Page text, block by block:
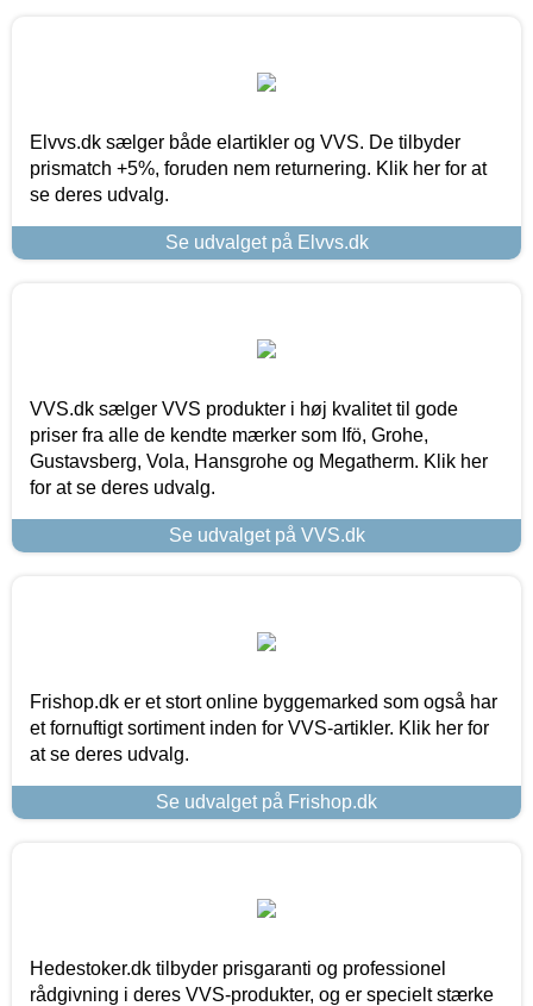
Elvvs.dk sælger både elartikler og VVS. De tilbyder
prismatch +5%, foruden nem returnering. Klik her for at
se deres udvalg.
Se udvalget på Elvvs.dk
VVS.dk sælger VVS produkter i høj kvalitet til gode
priser fra alle de kendte mærker som Ifö, Grohe,
Gustavsberg, Vola, Hansgrohe og Megatherm. Klik her
for at se deres udvalg.
Se udvalget på VVS.dk
Frishop.dk er et stort online byggemarked som også har
et fornuftigt sortiment inden for VVS-artikler. Klik her for
at se deres udvalg.
Se udvalget på Frishop.dk
Hedestoker.dk tilbyder prisgaranti og professionel
rådgivning i deres VVS-produkter, og er specielt stærke